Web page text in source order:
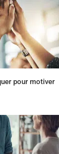
pour motiver